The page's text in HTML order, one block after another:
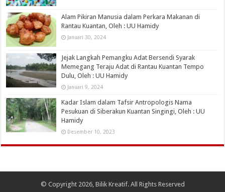
Alam Pikiran Manusia dalam Perkara Makanan di
Rantau Kuantan, Oleh : UU Hamidy
Januari 30, 2024
Jejak Langkah Pemangku Adat Bersendi Syarak
Memegang Teraju Adat di Rantau Kuantan Tempo
Dulu, Oleh : UU Hamidy
Januari 9, 2024
Kadar Islam dalam Tafsir Antropologis Nama
Pesukuan di Siberakun Kuantan Singingi, Oleh : UU
Hamidy
Desember 10, 2023
© Copyright 2026, Bilik Kreatif. All Rights Reserved